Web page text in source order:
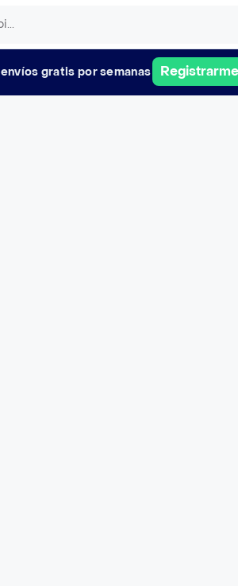
envíos gratis por semanas Registrarme